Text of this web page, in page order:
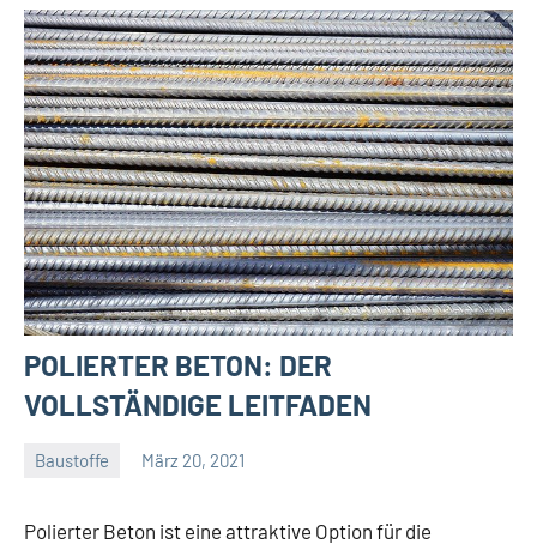
POLIERTER BETON: DER
VOLLSTÄNDIGE LEITFADEN
Baustoffe März 20, 2021
Polierter Beton ist eine attraktive Option für die